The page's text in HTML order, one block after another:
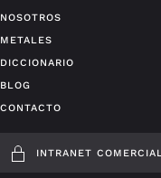
NOSOTROS
METALES
DICCIONARIO
BLOG
CONTACTO
INTRANET